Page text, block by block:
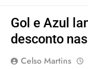
Gol e Azul
desconto
Celso Martins